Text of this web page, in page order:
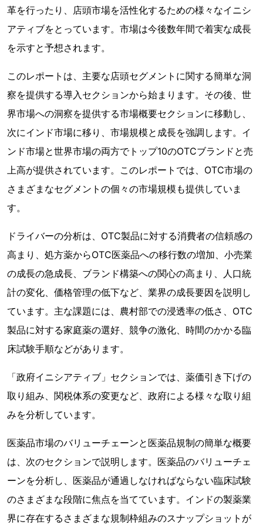
革を行ったり、店頭市場を活性化するための様々なイニシ
アティブをとっています。市場は今後数年間で着実な成長
を示すと予想されます。
このレポートは、主要な店頭セグメントに関する簡単な洞
察を提供する導入セクションから始まります。その後、世
界市場への洞察を提供する市場概要セクションに移動し、
次にインド市場に移り、市場規模と成長を強調します。イ
ンド市場と世界市場の両方でトップ10のOTCブランドと売
上高が提供されています。このレポートでは、OTC市場の
さまざまなセグメントの個々の市場規模も提供していま
す。
ドライバーの分析は、OTC製品に対する消費者の信頼感の
高まり、処方薬からOTC医薬品への移行数の増加、小売業
の成長の急成長、ブランド構築への関心の高まり、人口統
計の変化、価格管理の低下など、業界の成長要因を説明し
ています。主な課題には、農村部での浸透率の低さ、OTC
製品に対する家庭薬の選好、競争の激化、時間のかかる臨
床試験手順などがあります。
「政府イニシアティブ」セクションでは、薬価引き下げの
取り組み、関税体系の変更など、政府による様々な取り組
みを分析しています。
医薬品市場のバリューチェーンと医薬品規制の簡単な概要
は、次のセクションで説明します。医薬品のバリューチェ
ーンを分析し、医薬品が通過しなければならない臨床試験
のさまざまな段階に焦点を当てています。インドの製薬業
界に存在するさまざまな規制枠組みのスナップショットが